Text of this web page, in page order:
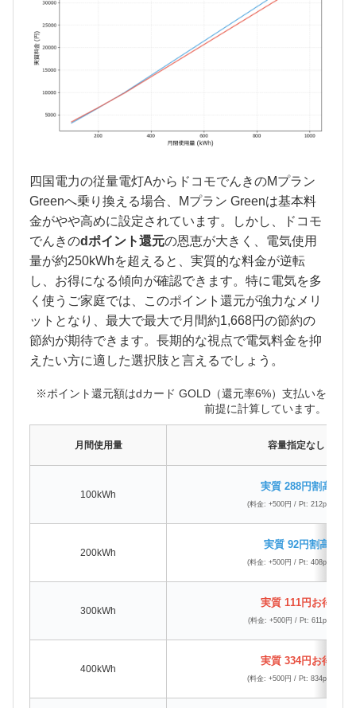
四国電力の従量電灯AからドコモでんきのMプラン
Greenへ乗り換える場合、Mプラン Greenは基本料
金がやや高めに設定されています。しかし、ドコモ
でんきのdポイント還元の恩恵が大きく、電気使用
量が約250kWhを超えると、実質的な料金が逆転
し、お得になる傾向が確認できます。特に電気を多
く使うご家庭では、このポイント還元が強力なメリ
ットとなり、最大で最大で月間約1,668円の節約の
節約が期待できます。長期的な視点で電気料金を抑
えたい方に適した選択肢と言えるでしょう。
※ポイント還元額はdカード GOLD（還元率6%）支払いを
前提に計算しています。
月間使用量 容量指定なし
100kWh
実質 288円割高
(料金: +500円 / Pt: 212pt還元)
200kWh
実質 92円割高
(料金: +500円 / Pt: 408pt還元)
300kWh
実質 111円お得
(料金: +500円 / Pt: 611pt還元)
400kWh
実質 334円お得
(料金: +500円 / Pt: 834pt還元)